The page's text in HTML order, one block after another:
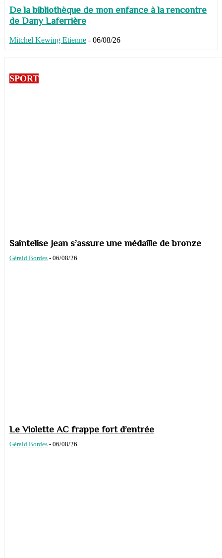
De la bibliothèque de mon enfance à la rencontre
de Dany Laferrière
Mitchel Kewing Etienne - 06/08/26
SPORT
Saintelise Jean s’assure une médaille de bronze
Gérald Bordes - 06/08/26
Le Violette AC frappe fort d’entrée
Gérald Bordes - 06/08/26